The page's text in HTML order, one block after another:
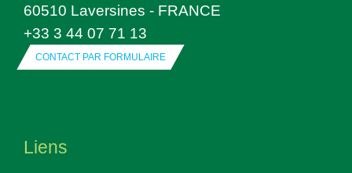
60510 Laversines - FRANCE
+33 3 44 07 71 13
CONTACT PAR FORMULAIRE
Liens